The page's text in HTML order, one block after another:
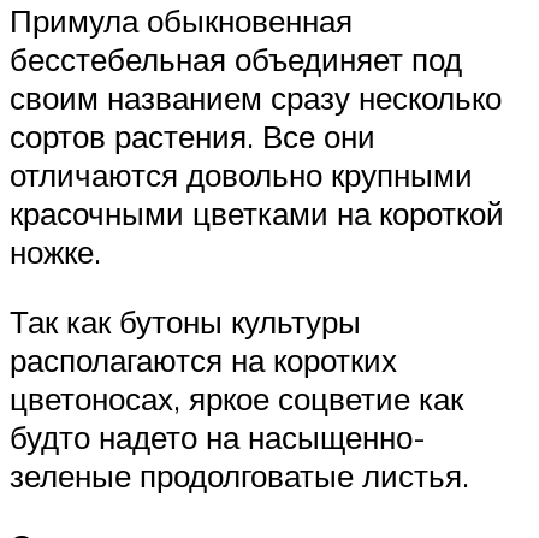
Примула обыкновенная
бесстебельная объединяет под
своим названием сразу несколько
сортов растения. Все они
отличаются довольно крупными
красочными цветками на короткой
ножке.
Так как бутоны культуры
располагаются на коротких
цветоносах, яркое соцветие как
будто надето на насыщенно-
зеленые продолговатые листья.